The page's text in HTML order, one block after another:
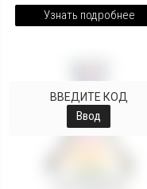
Узнать подробнее
ВВЕДИТЕ КОД
Ввод